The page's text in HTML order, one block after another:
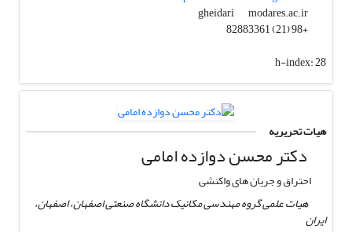
gheidari
modares.ac.ir
+98 (21) 82883361
h-index:28
هیات تحریریه
دکتر محسن دوازده امامی
احتراق و جریان های واکنشی
هیات علمی گروه مهندسی مکانیک دانشگاه صنعتی اصفهان، اصفهان،
ایران